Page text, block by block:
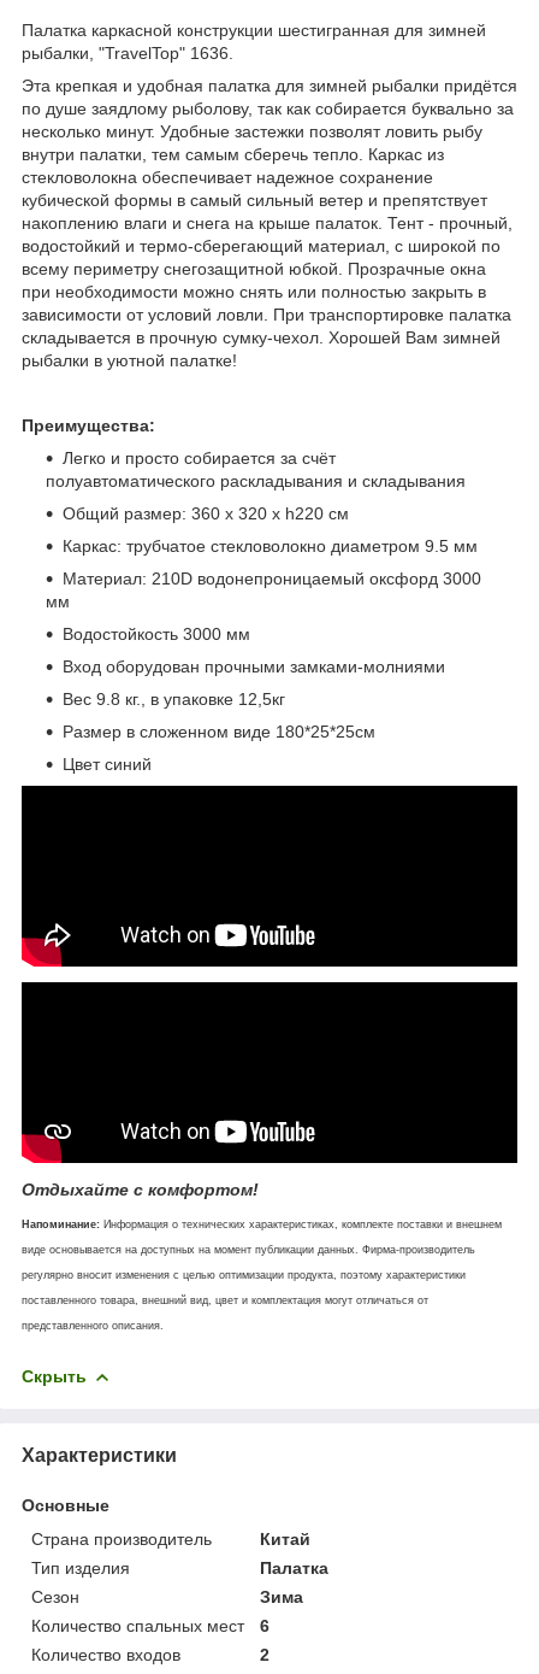
Палатка каркасной конструкции шестигранная для зимней
рыбалки, "TravelTop" 1636.
Эта крепкая и удобная палатка для зимней рыбалки придётся
по душе заядлому рыболову, так как собирается буквально за
несколько минут. Удобные застежки позволят ловить рыбу
внутри палатки, тем самым сберечь тепло. Каркас из
стекловолокна обеспечивает надежное сохранение
кубической формы в самый сильный ветер и препятствует
накоплению влаги и снега на крыше палаток. Тент - прочный,
водостойкий и термо-сберегающий материал, с широкой по
всему периметру снегозащитной юбкой. Прозрачные окна
при необходимости можно снять или полностью закрыть в
зависимости от условий ловли. При транспортировке палатка
складывается в прочную сумку-чехол. Хорошей Вам зимней
рыбалки в уютной палатке!
Преимущества:
Легко и просто собирается за счёт
полуавтоматического раскладывания и складывания
Общий размер: 360 х 320 х h220 см
Каркас: трубчатое стекловолокно диаметром 9.5 мм
Материал: 210D водонепроницаемый оксфорд 3000
мм
Водостойкость 3000 мм
Вход оборудован прочными замками-молниями
Вес 9.8 кг., в упаковке 12,5кг
Размер в сложенном виде 180*25*25см
Цвет синий
Отдыхайте с комфортом!
Напоминание: Информация о технических характеристиках, комплекте поставки и внешнем
виде основывается на доступных на момент публикации данных. Фирма-производитель
регулярно вносит изменения с целью оптимизации продукта, поэтому характеристики
поставленного товара, внешний вид, цвет и комплектация могут отличаться от
представленного описания.
Скрыть
Характеристики
Основные
Страна производитель
Китай
Тип изделия
Палатка
Сезон
Зима
Количество спальных мест
6
Количество входов
2